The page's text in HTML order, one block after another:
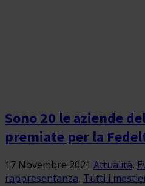
Sono 20 le aziende
premiate per la
17 Novembre 2021 Attualità,
rappresentanza, Tutti i